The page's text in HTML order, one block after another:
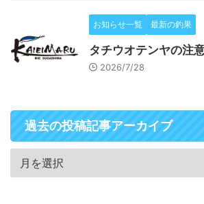
お知らせ一覧 最新の釣果
タチウオテンヤの注
2026/7/28
過去の投稿記事アーカイブ